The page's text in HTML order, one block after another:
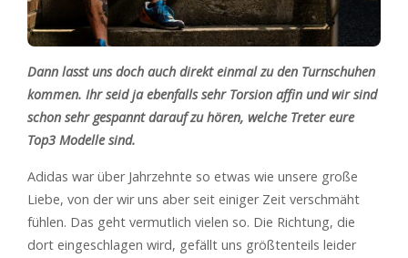
Dann lasst uns doch auch direkt einmal zu den Turnschuhen
kommen. Ihr seid ja ebenfalls sehr Torsion affin und wir sind
schon sehr gespannt darauf zu hören, welche Treter eure
Top3 Modelle sind.
Adidas war über Jahrzehnte so etwas wie unsere große
Liebe, von der wir uns aber seit einiger Zeit verschmäht
fühlen. Das geht vermutlich vielen so. Die Richtung, die
dort eingeschlagen wird, gefällt uns größtenteils leider